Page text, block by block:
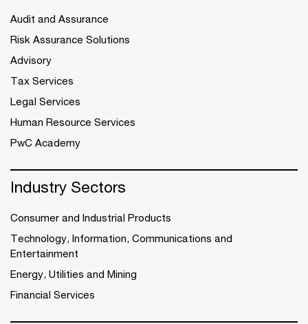
Audit and Assurance
Risk Assurance Solutions
Advisory
Tax Services
Legal Services
Human Resource Services
PwC Academy
Industry Sectors
Consumer and Industrial Products
Technology, Information, Communications and
Entertainment
Energy, Utilities and Mining
Financial Services